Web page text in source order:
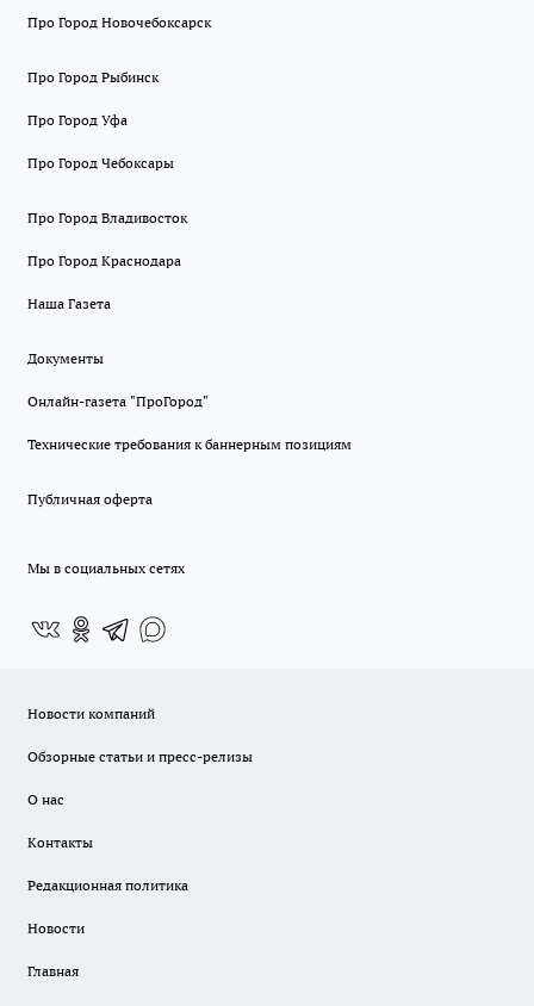
Про Город Новочебоксарск
Про Город Рыбинск
Про Город Уфа
Про Город Чебоксары
Про Город Владивосток
Про Город Краснодара
Наша Газета
Документы
Онлайн-газета "ПроГород"
Технические требования к баннерным позициям
Публичная оферта
Мы в социальных сетях
Новости компаний
Обзорные статьи и пресс-релизы
О нас
Контакты
Редакционная политика
Новости
Главная